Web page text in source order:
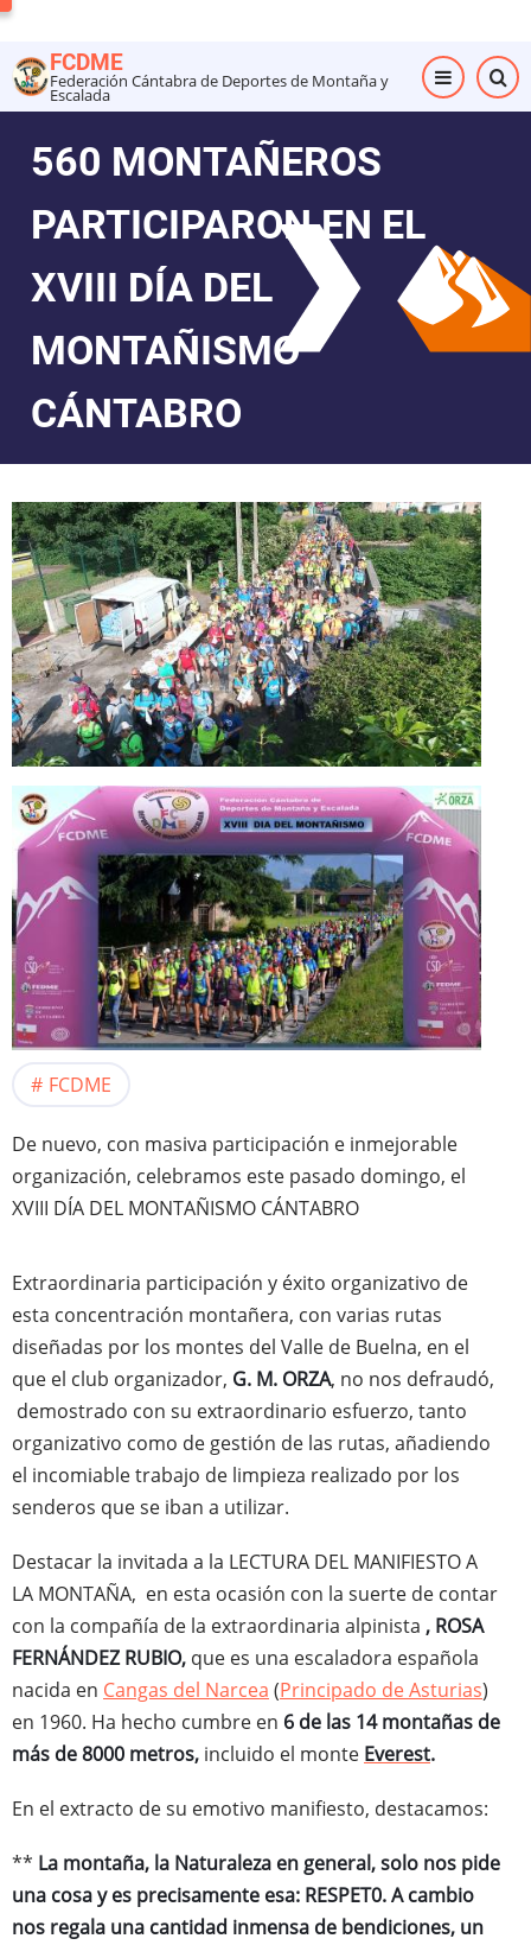
al
contenido
principal
FCDME
Federación Cántabra de Deportes de Montaña y
Escalada
560 MONTAÑEROS
PARTICIPARON EN EL
XVIII DÍA DEL
MONTAÑISMO
CÁNTABRO
FCDME
De nuevo, con masiva participación e inmejorable
organización, celebramos este pasado domingo, el
XVIII DÍA DEL MONTAÑISMO CÁNTABRO
Extraordinaria participación y éxito organizativo de
esta concentración montañera, con varias rutas
diseñadas por los montes del Valle de Buelna, en el
que el club organizador, G. M. ORZA, no nos defraudó,
demostrado con su extraordinario esfuerzo, tanto
organizativo como de gestión de las rutas, añadiendo
el incomiable trabajo de limpieza realizado por los
senderos que se iban a utilizar.
Destacar la invitada a la LECTURA DEL MANIFIESTO A
LA MONTAÑA, en esta ocasión con la suerte de contar
con la compañía de la extraordinaria alpinista , ROSA
FERNÁNDEZ RUBIO, que es una escaladora española
nacida en Cangas del Narcea (Principado de Asturias)
en 1960. Ha hecho cumbre en 6 de las 14 montañas de
más de 8000 metros, incluido el monte Everest.
En el extracto de su emotivo manifiesto, destacamos:
** La montaña, la Naturaleza en general, solo nos pide
una cosa y es precisamente esa: RESPET0. A cambio
nos regala una cantidad inmensa de bendiciones, un